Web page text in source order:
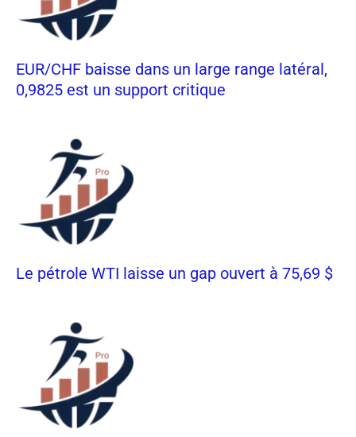
EUR/CHF baisse dans un large range latéral,
0,9825 est un support critique
Le pétrole WTI laisse un gap ouvert à 75,69 $